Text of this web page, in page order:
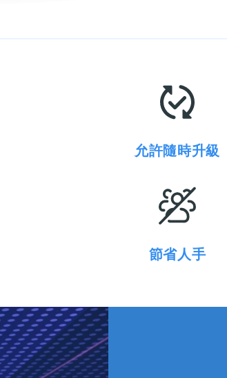
允許隨時升級
節省人手